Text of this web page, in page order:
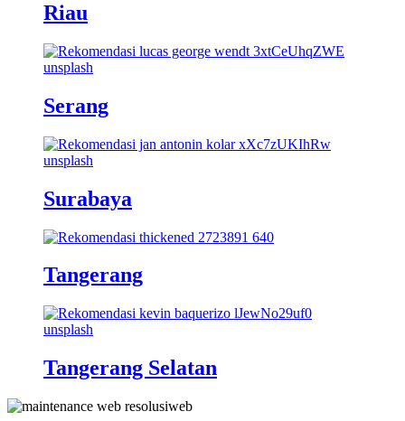
Riau
Serang
Surabaya
Tangerang
Tangerang Selatan